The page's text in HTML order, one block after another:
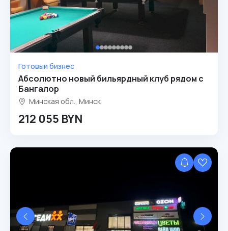
Готовый бизнес
Абсолютно новый бильярдный клуб рядом с
Бангалор
Минская обл., Минск
212 055 BYN